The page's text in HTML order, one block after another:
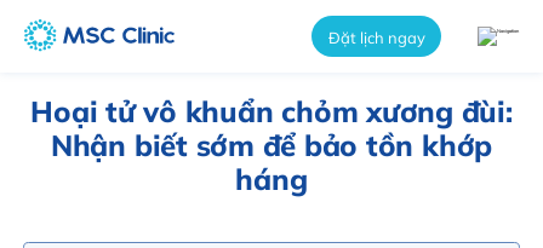
Đặt lịch ngay
Hoại tử vô khuẩn chỏm xương đùi:
Nhận biết sớm để bảo tồn khớp
háng